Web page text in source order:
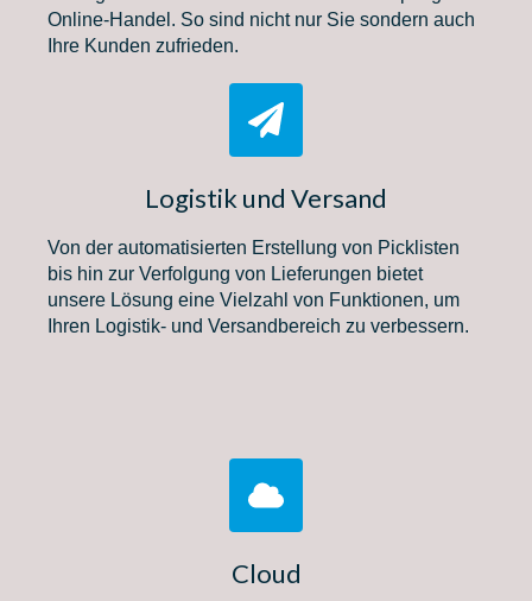
Online-Handel. So sind nicht nur Sie sondern auch
Ihre Kunden zufrieden.
Logistik und Versand
Von der automatisierten Erstellung von Picklisten
bis hin zur Verfolgung von Lieferungen bietet
unsere Lösung eine Vielzahl von Funktionen, um
Ihren Logistik- und Versandbereich zu verbessern.
Cloud